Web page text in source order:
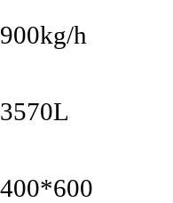
900kg/h
3570L
400*600